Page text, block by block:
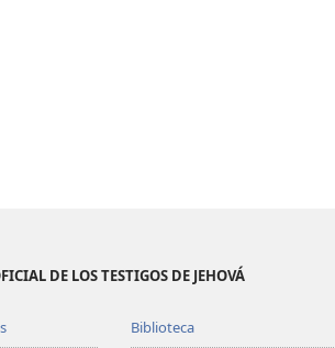
DE LOS TESTIGOS DE JEHOVÁ
Biblioteca